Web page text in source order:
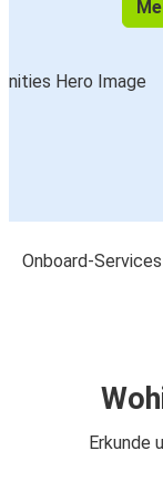
Onboard-
Erkunde